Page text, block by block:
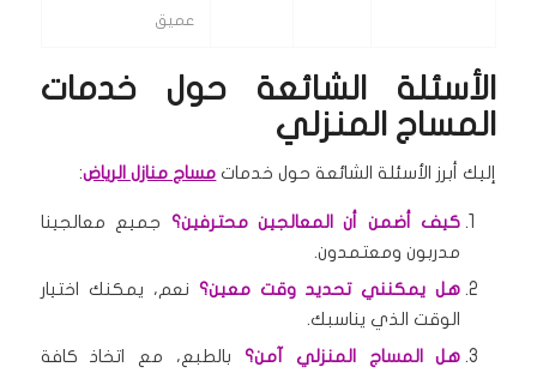
عميق
الأسئلة الشائعة حول خدمات
المساج المنزلي
إليك أبرز الأسئلة الشائعة حول خدمات مساج منازل الرياض:
كيف أضمن أن المعالجين محترفين؟ جميع معالجينا
مدربون ومعتمدون.
هل يمكنني تحديد وقت معين؟ نعم، يمكنك اختيار
الوقت الذي يناسبك.
هل المساج المنزلي آمن؟ بالطبع، مع اتخاذ كافة